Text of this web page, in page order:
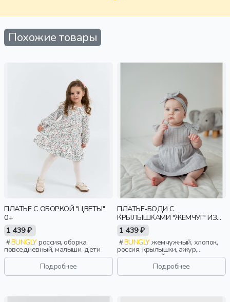
Похожие товары
ПЛАТЬЕ С ОБОРКОЙ "ЦВЕТЫ"
0+
1 439 ₽
BUNGLYроссия, оборка,
повседневный, малыши, дети
Подробнее
ПЛАТЬЕ-БОДИ С
КРЫЛЫШКАМИ "ЖЕМЧУГ" ИЗ
АЖУРНОГО ХЛОПКА 0+
1 439 ₽
BUNGLYжемчужный, хлопок,
россия, крылышки, ажур,
повседневный, малыши, дети
Подробнее